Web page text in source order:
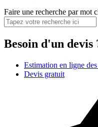
Faire une recherche par mot
Besoin d'un devis
Estimation en ligne des
Devis gratuit